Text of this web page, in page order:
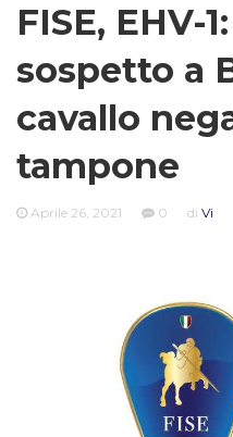
FISE, EHV-
sospetto a
cavallo
tampone
Aprile 26, 2021 0 di Vi